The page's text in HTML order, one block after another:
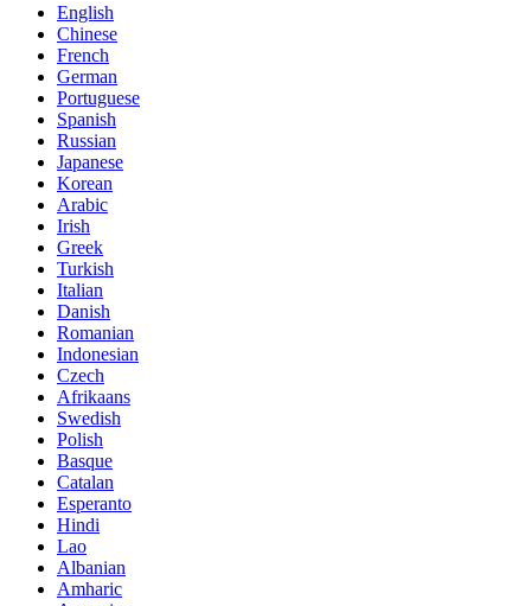
English
Chinese
French
German
Portuguese
Spanish
Russian
Japanese
Korean
Arabic
Irish
Greek
Turkish
Italian
Danish
Romanian
Indonesian
Czech
Afrikaans
Swedish
Polish
Basque
Catalan
Esperanto
Hindi
Lao
Albanian
Amharic